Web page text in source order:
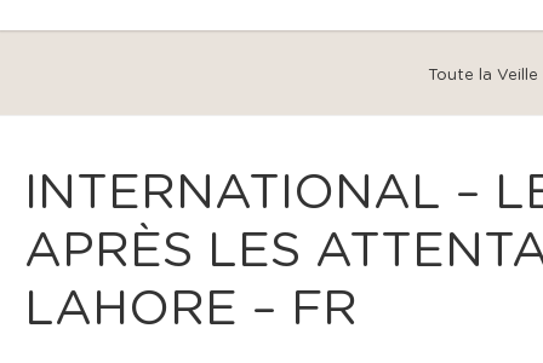
Toute la Veille
INTERNATIONAL –
APRÈS LES
LAHORE – FR